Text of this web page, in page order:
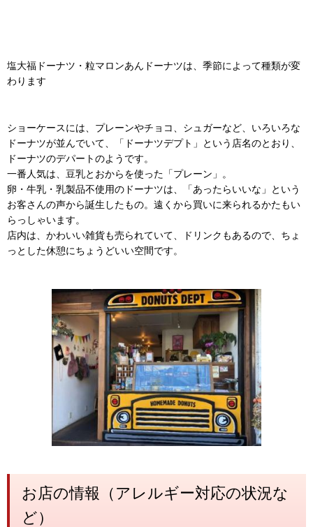
塩大福ドーナツ・粒マロンあんドーナツは、季節によって種類が変
わります
ショーケースには、プレーンやチョコ、シュガーなど、いろいろな
ドーナツが並んでいて、「ドーナツデプト」という店名のとおり、
ドーナツのデパートのようです。
一番人気は、豆乳とおからを使った「プレーン」。
卵・牛乳・乳製品不使用のドーナツは、「あったらいいな」という
お客さんの声から誕生したもの。遠くから買いに来られるかたもい
らっしゃいます。
店内は、かわいい雑貨も売られていて、ドリンクもあるので、ちょ
っとした休憩にちょうどいい空間です。
お店の情報（アレルギー対応の状況な
ど）